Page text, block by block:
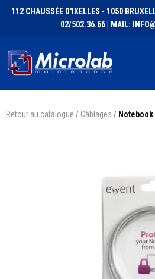
112 CHAUSSÉE D'IXELLES - 1050
02/502.36.66 | MAIL:
Retour au catalogue / Câblages /